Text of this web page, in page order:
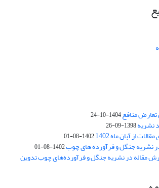
منافع1404-10-24
نشریه1398-09-26
از آبان ماه 1402 1402-08-01
نشریه جنگل و فرآورده های چوب1402-08-01
مقاله در نشریه جنگل و فرآورده‌های چوب تدوین